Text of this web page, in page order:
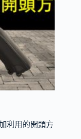
利用的開頭方